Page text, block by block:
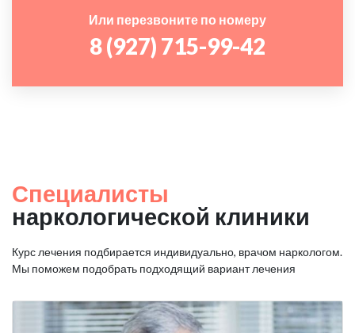
Или перезвоните по номеру
8 (927) 715-99-42
Специалисты
наркологической клиники
Курс лечения подбирается индивидуально, врачом наркологом.
Мы поможем подобрать подходящий вариант лечения